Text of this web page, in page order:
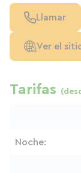
Llamar
Ver el
Tarifas
Noche: